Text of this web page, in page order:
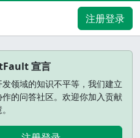
注册登录
宣言
领域的知识不平等，我们建立
作的问答社区。欢迎你加入贡献